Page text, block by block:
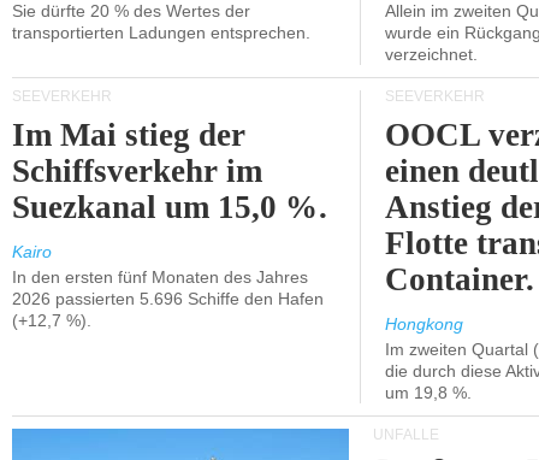
Sie dürfte 20 % des Wertes der
transportierten Ladungen entsprechen.
Allein im zweiten
wurde ein
verzeichnet.
SEEVERKEHR
Im Mai stieg der
Schiffsverkehr im
Suezkanal um 15,0 %.
Kairo
In den ersten fünf Monaten des Jahres
2026 passierten 5.696 Schiffe den Hafen
(+12,7 %).
SEEVERKEHR
OOCL
einen
Anstieg
Flotte
Container.
Hongkong
Im zweiten Quartal
die durch diese
um 19,8 %.
UNFÄLLE